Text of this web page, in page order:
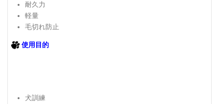
耐久力
軽量
毛切れ防止
使用目的
犬訓練